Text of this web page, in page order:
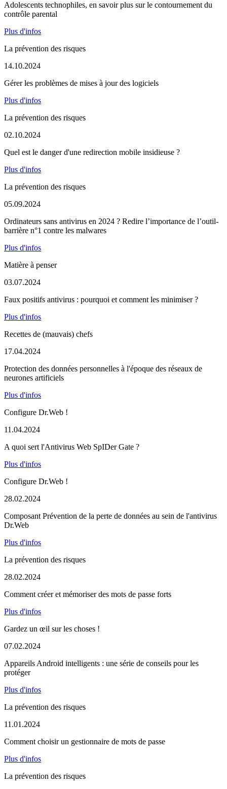
Adolescents technophiles, en savoir plus sur le contournement du
contrôle parental
Plus d'infos
La prévention des risques
14.10.2024
Gérer les problèmes de mises à jour des logiciels
Plus d'infos
La prévention des risques
02.10.2024
Quel est le danger d'une redirection mobile insidieuse ?
Plus d'infos
La prévention des risques
05.09.2024
Ordinateurs sans antivirus en 2024 ? Redire l’importance de l’outil-
barrière n°1 contre les malwares
Plus d'infos
Matière à penser
03.07.2024
Faux positifs antivirus : pourquoi et comment les minimiser ?
Plus d'infos
Recettes de (mauvais) chefs
17.04.2024
Protection des données personnelles à l'époque des réseaux de
neurones artificiels
Plus d'infos
Configure Dr.Web !
11.04.2024
A quoi sert l'Antivirus Web SpIDer Gate ?
Plus d'infos
Configure Dr.Web !
28.02.2024
Composant Prévention de la perte de données au sein de l'antivirus
Dr.Web
Plus d'infos
La prévention des risques
28.02.2024
Comment créer et mémoriser des mots de passe forts
Plus d'infos
Gardez un œil sur les choses !
07.02.2024
Appareils Android intelligents : une série de conseils pour les
protéger
Plus d'infos
La prévention des risques
11.01.2024
Comment choisir un gestionnaire de mots de passe
Plus d'infos
La prévention des risques